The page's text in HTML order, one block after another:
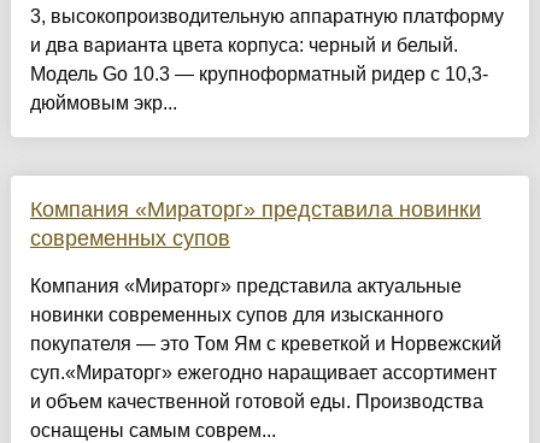
3, высокопроизводительную аппаратную платформу
и два варианта цвета корпуса: черный и белый.
Модель Go 10.3 — крупноформатный ридер с 10,3-
дюймовым экр...
Компания «Мираторг» представила новинки
современных супов
Компания «Мираторг» представила актуальные
новинки современных супов для изысканного
покупателя — это Том Ям с креветкой и Норвежский
суп.«Мираторг» ежегодно наращивает ассортимент
и объем качественной готовой еды. Производства
оснащены самым соврем...